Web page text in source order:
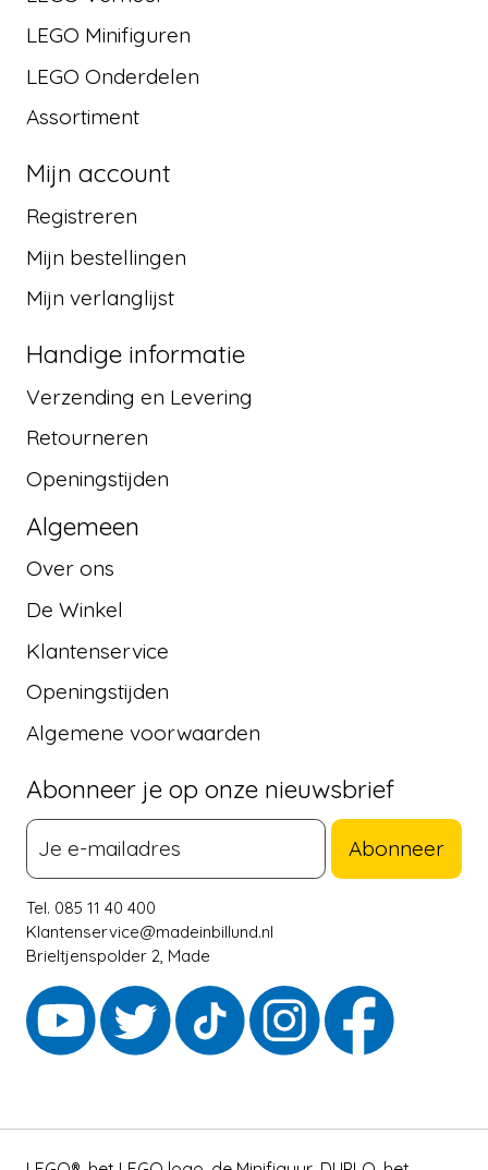
LEGO Minifiguren
LEGO Onderdelen
Assortiment
Mijn account
Registreren
Mijn bestellingen
Mijn verlanglijst
Handige informatie
Verzending en Levering
Retourneren
Openingstijden
Algemeen
Over ons
De Winkel
Klantenservice
Openingstijden
Algemene voorwaarden
Abonneer je op onze nieuwsbrief
Abonneer
Tel. 085 11 40 400
Klantenservice@madeinbillund.nl
Brieltjenspolder 2, Made